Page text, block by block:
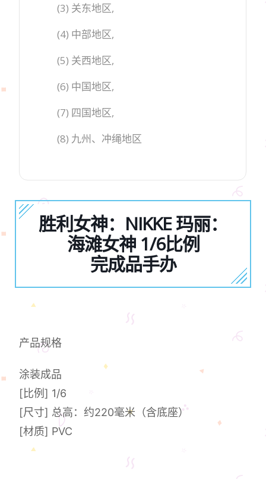
(3) 关东地区,
(4) 中部地区,
(5) 关西地区,
(6) 中国地区,
(7) 四国地区,
(8) 九州、冲绳地区
胜利女神：NIKKE 玛丽：
海滩女神 1/6比例
完成品手办
产品规格
涂装成品
[比例] 1/6
[尺寸] 总高：约220毫米（含底座）
[材质] PVC